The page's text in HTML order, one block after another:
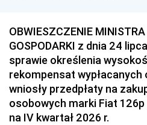
OBWIESZCZENIE
GOSPODARKI z dnia 24
sprawie określenia
rekompensat
wniosły przedpłaty na
osobowych marki Fiat 126p
na IV kwartał 2026 r.